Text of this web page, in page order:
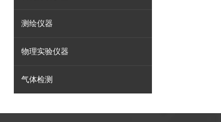
测绘仪器
物理实验仪器
气体检测